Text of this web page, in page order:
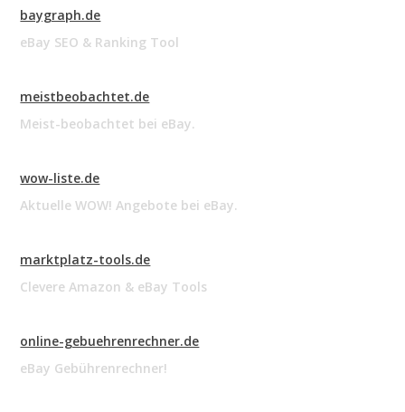
baygraph.de
eBay SEO & Ranking Tool
meistbeobachtet.de
Meist-beobachtet bei eBay.
wow-liste.de
Aktuelle WOW! Angebote bei eBay.
marktplatz-tools.de
Clevere Amazon & eBay Tools
online-gebuehrenrechner.de
eBay Gebührenrechner!